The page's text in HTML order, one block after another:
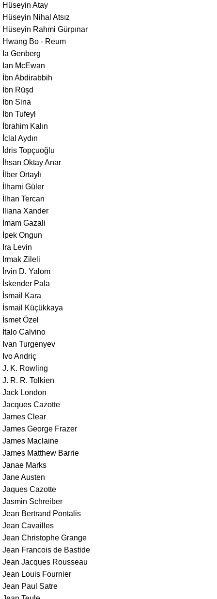
Hüseyin Atay
Hüseyin Nihal Atsız
Hüseyin Rahmi Gürpınar
Hwang Bo - Reum
Ia Genberg
Ian McEwan
İbn Abdirabbih
İbn Rüşd
İbn Sina
İbn Tufeyl
İbrahim Kalın
İclal Aydın
İdris Topçuoğlu
İhsan Oktay Anar
İlber Ortaylı
İlhami Güler
İlhan Tercan
Iliana Xander
İmam Gazali
İpek Ongun
Ira Levin
Irmak Zileli
İrvin D. Yalom
İskender Pala
İsmail Kara
İsmail Küçükkaya
İsmet Özel
İtalo Calvino
Ivan Turgenyev
Ivo Andriç
J. K. Rowling
J. R. R. Tolkien
Jack London
Jacques Cazotte
James Clear
James George Frazer
James Maclaine
James Matthew Barrie
Janae Marks
Jane Austen
Jaques Cazotte
Jasmin Schreiber
Jean Bertrand Pontalis
Jean Cavailles
Jean Christophe Grange
Jean Francois de Bastide
Jean Jacques Rousseau
Jean Louis Fournier
Jean Paul Satre